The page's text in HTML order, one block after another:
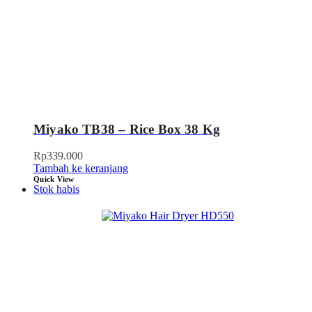
Miyako TB38 – Rice Box 38 Kg
Rp339.000
Tambah ke keranjang
Quick View
Stok habis